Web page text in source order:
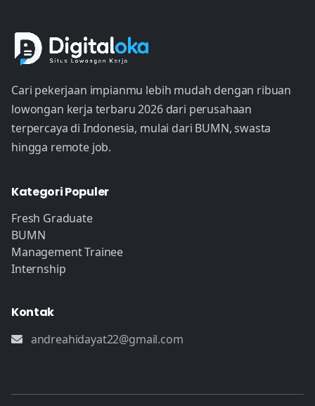
Cari pekerjaan impianmu lebih mudah dengan ribuan
lowongan kerja terbaru 2026 dari perusahaan
terpercaya di Indonesia, mulai dari BUMN, swasta
hingga remote job.
Kategori Populer
Fresh Graduate
BUMN
Management Trainee
Internship
Kontak
andreahidayat22@gmail.com